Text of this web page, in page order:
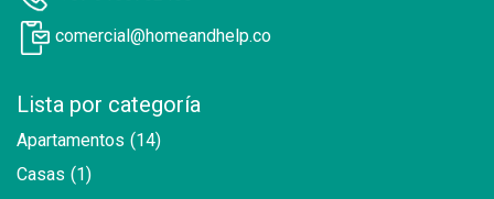
comercial@homeandhelp.co
Lista por categoría
Apartamentos (14)
Casas (1)